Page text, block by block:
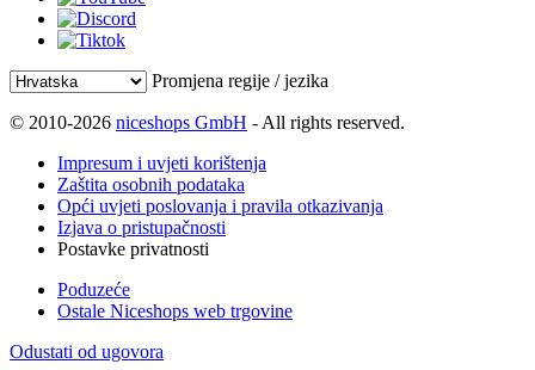
Promjena regije / jezika
© 2010-2026 niceshops GmbH - All rights reserved.
Impresum i uvjeti korištenja
Zaštita osobnih podataka
Opći uvjeti poslovanja i pravila otkazivanja
Izjava o pristupačnosti
Postavke privatnosti
Poduzeće
Ostale Niceshops web trgovine
Odustati od ugovora